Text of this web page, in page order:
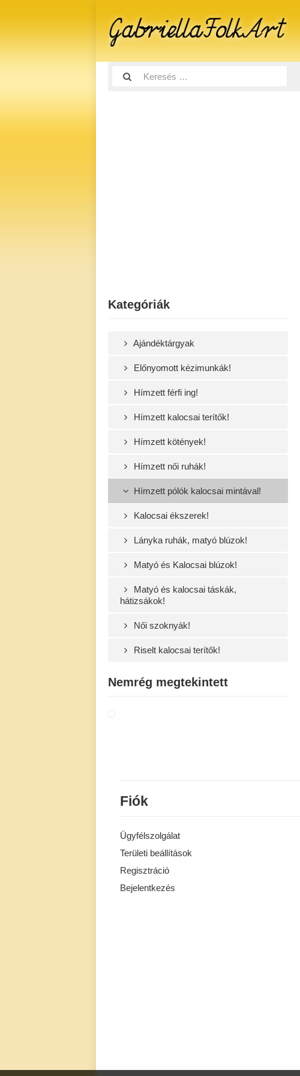
Kategóriák
Ajándéktárgyak
Előnyomott kézimunkák!
Hímzett férfi ing!
Hímzett kalocsai terítők!
Hímzett kötények!
Hímzett női ruhák!
Hímzett pólók kalocsai mintával!
Kalocsai ékszerek!
Lányka ruhák, matyó blúzok!
Matyó és Kalocsai blúzok!
Matyó és kalocsai táskák,
hátizsákok!
Női szoknyák!
Riselt kalocsai terítők!
Nemrég megtekintett
Fiók
Ügyfélszolgálat
Területi beállítások
Regisztráció
Bejelentkezés